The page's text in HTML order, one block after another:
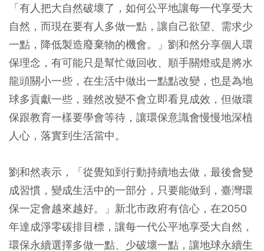
「有人把大自然破壞了，如何公平地讓每一代享受大
自然，而現在要有人多做一點，讓自己欲望、需求少
一點，降低製造廢棄物的機會。」劉和然分享個人環
保理念，有可能只是幫忙做回收、順手關燈或是將水
龍頭關小一些，在生活中做出一點點改變，也是為地
球多貢獻一些，雖然改變不會立即看見成效，但做環
保跟教育一樣要學會等待，讓環保意識會慢慢地深植
人心，落實到生活當中。
劉和然表示，「從覺知到行動持續地去做，最後會變
成習慣，變成生活中的一部分，只要能做到，臺灣環
保一定會越來越好。」新北市政府有信心，在2050
年達成淨零碳排目標，讓每一代公平地享受大自然，
環保永續選擇多做一點、少破壞一點，讓地球永續生